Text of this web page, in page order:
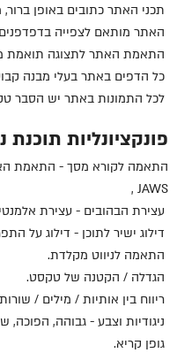
תכני האתר כתובים באופן ברור,
האתר מותאם לצפייה בדפדפנים
התאמת האתר לתצוגה תואמת
כל הדפים באתר בעלי מבנה
לכל התמונות באתר יש הסבר
פונקציונליות תוכנת
התאמה לקורא מסך - התאמת
, JAWS
עצירת הבהובים - עצירת
דילוג ישיר לתוכן - דילוג על
התאמה לניווט מקלדת.
הגדלה / הקטנה של טקסט.
ריווח בין אותיות / מילים /
ניגודיות וצבע - גבוהה, הפוכה,
גופן קריא.